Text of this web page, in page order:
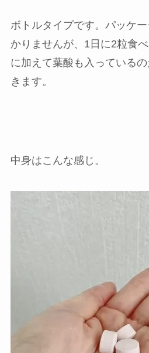
ボトルタイプです。パッケ
かりませんが、1日に2粒食
に加えて葉酸も入っている
きます。
中身はこんな感じ。